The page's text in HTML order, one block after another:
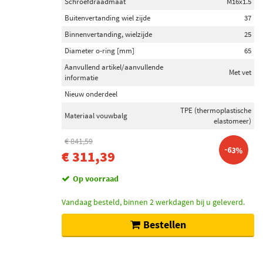
Buitenvertanding wiel zijde
37
Binnenvertanding, wielzijde
25
Diameter o-ring [mm]
65
Aanvullend artikel/aanvullende
informatie
Met vet
Nieuw onderdeel
Materiaal vouwbalg
TPE (thermoplastische
elastomeer)
€ 841,59
€ 311,39 -63%
Op voorraad
Vandaag besteld, binnen 2 werkdagen bij u geleverd.
Bestellen